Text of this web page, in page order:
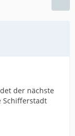
der nächste
Schifferstadt